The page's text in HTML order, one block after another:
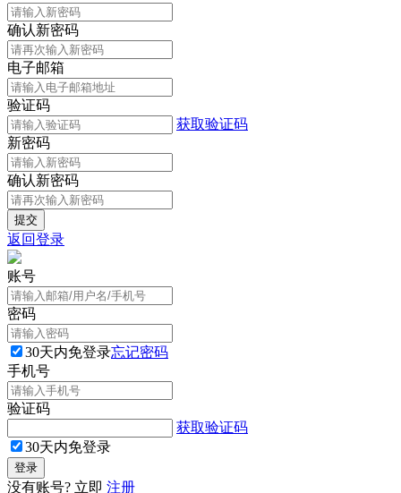
确认新密码
电子邮箱
验证码
获取验证码
新密码
确认新密码
返回登录
账号
密码
30天内免登录忘记密码
手机号
验证码
获取验证码
30天内免登录
没有账号? 立即 注册